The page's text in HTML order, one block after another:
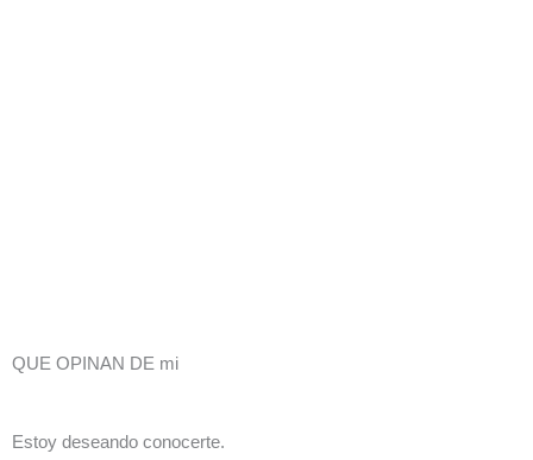
QUE OPINAN DE mi
Estoy deseando conocerte.